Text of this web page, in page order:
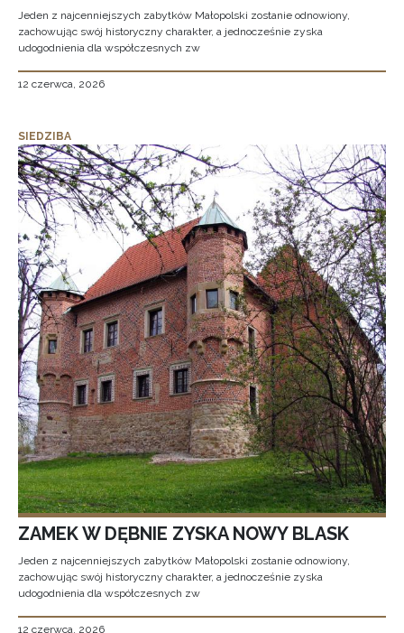
Jeden z najcenniejszych zabytków Małopolski zostanie odnowiony,
zachowując swój historyczny charakter, a jednocześnie zyska
udogodnienia dla współczesnych zw
12 czerwca, 2026
SIEDZIBA
ZAMEK W DĘBNIE ZYSKA NOWY BLASK
Jeden z najcenniejszych zabytków Małopolski zostanie odnowiony,
zachowując swój historyczny charakter, a jednocześnie zyska
udogodnienia dla współczesnych zw
12 czerwca, 2026